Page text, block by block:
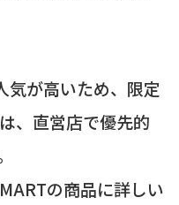
が高いため、限定
、直営店で優先的
の商品に詳しい